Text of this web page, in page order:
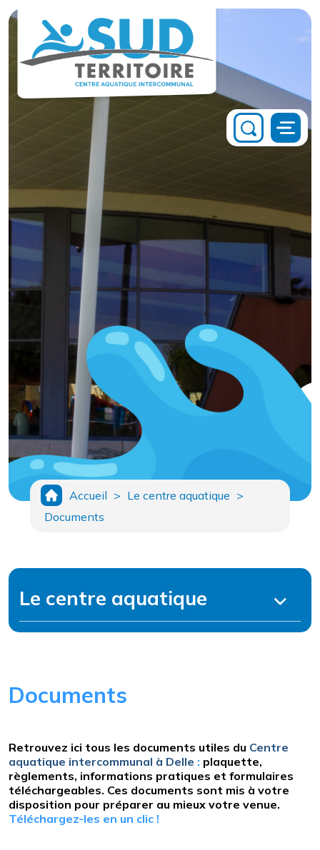
Accueil > Le centre aquatique >
Documents
Le centre aquatique
Documents
Retrouvez ici tous les documents utiles du Centre
aquatique intercommunal à Delle : plaquette,
règlements, informations pratiques et formulaires
téléchargeables. Ces documents sont mis à votre
disposition pour préparer au mieux votre venue.
Téléchargez-les en un clic !
Panneau de gestion des cookies